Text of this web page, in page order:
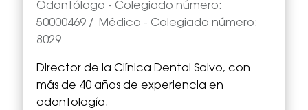
Odontólogo - Colegiado número:
50000469/ Médico - Colegiado número:
8029
Director de la Clínica Dental Salvo, con
más de 40 años de experiencia en
odontología.